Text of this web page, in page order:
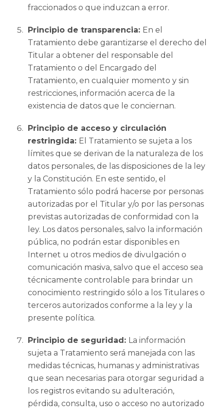
fraccionados o que induzcan a error.
Principio de transparencia: En el
Tratamiento debe garantizarse el derecho del
Titular a obtener del responsable del
Tratamiento o del Encargado del
Tratamiento, en cualquier momento y sin
restricciones, información acerca de la
existencia de datos que le conciernan.
Principio de acceso y circulación
restringida: El Tratamiento se sujeta a los
límites que se derivan de la naturaleza de los
datos personales, de las disposiciones de la ley
y la Constitución. En este sentido, el
Tratamiento sólo podrá hacerse por personas
autorizadas por el Titular y/o por las personas
previstas autorizadas de conformidad con la
ley. Los datos personales, salvo la información
pública, no podrán estar disponibles en
Internet u otros medios de divulgación o
comunicación masiva, salvo que el acceso sea
técnicamente controlable para brindar un
conocimiento restringido sólo a los Titulares o
terceros autorizados conforme a la ley y la
presente política.
Principio de seguridad: La información
sujeta a Tratamiento será manejada con las
medidas técnicas, humanas y administrativas
que sean necesarias para otorgar seguridad a
los registros evitando su adulteración,
pérdida, consulta, uso o acceso no autorizado